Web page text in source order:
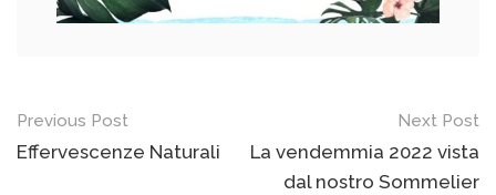
Post
navigation
Previous Post
Effervescenze Naturali
Next Post
La vendemmia 2022 vista
dal nostro Sommelier